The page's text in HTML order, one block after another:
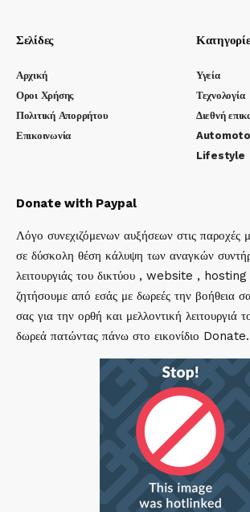
Σελίδες
Αρχική
Οροι Χρήσης
Πολιτική Απορρήτου
Επικοινωνία
Υγεία
Τεχνολογία
Διεθνή
Automoto
Lifestyle
Donate with Paypal
Λόγο συνεχιζόμενων αυξήσεων στις παροχές
σε δύσκολη θέση κάλυψη των αναγκών
λειτουργιάς του δικτύου , website ,
ζητήσουμε από εσάς με δωρεές την βοήθεια
σας για την ορθή και μελλοντική
δωρεά πατώντας πάνω στο εικονίδιο Donate.